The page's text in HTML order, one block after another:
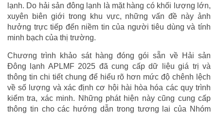
lạnh. Do hải sản đông lạnh là mặt hàng có khối lượng lớn,
xuyên biên giới trong khu vực, những vấn đề này ảnh
hưởng trực tiếp đến niềm tin của người tiêu dùng và tính
minh bạch của thị trường.
Chương trình khảo sát hàng đóng gói sẵn về Hải sản
Đông lạnh APLMF 2025 đã cung cấp dữ liệu giá trị và
thông tin chi tiết chung để hiểu rõ hơn mức độ chênh lệch
về số lượng và xác định cơ hội hài hòa hóa các quy trình
kiểm tra, xác minh. Những phát hiện này cũng cung cấp
thông tin cho các hướng dẫn trong tương lai của Nhóm